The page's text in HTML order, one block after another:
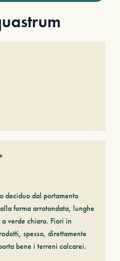
deciduo dal portamento
forma arrotondata, lunghe
verde chiaro. Fiori in
spesso, direttamente
bene i terreni calcarei.